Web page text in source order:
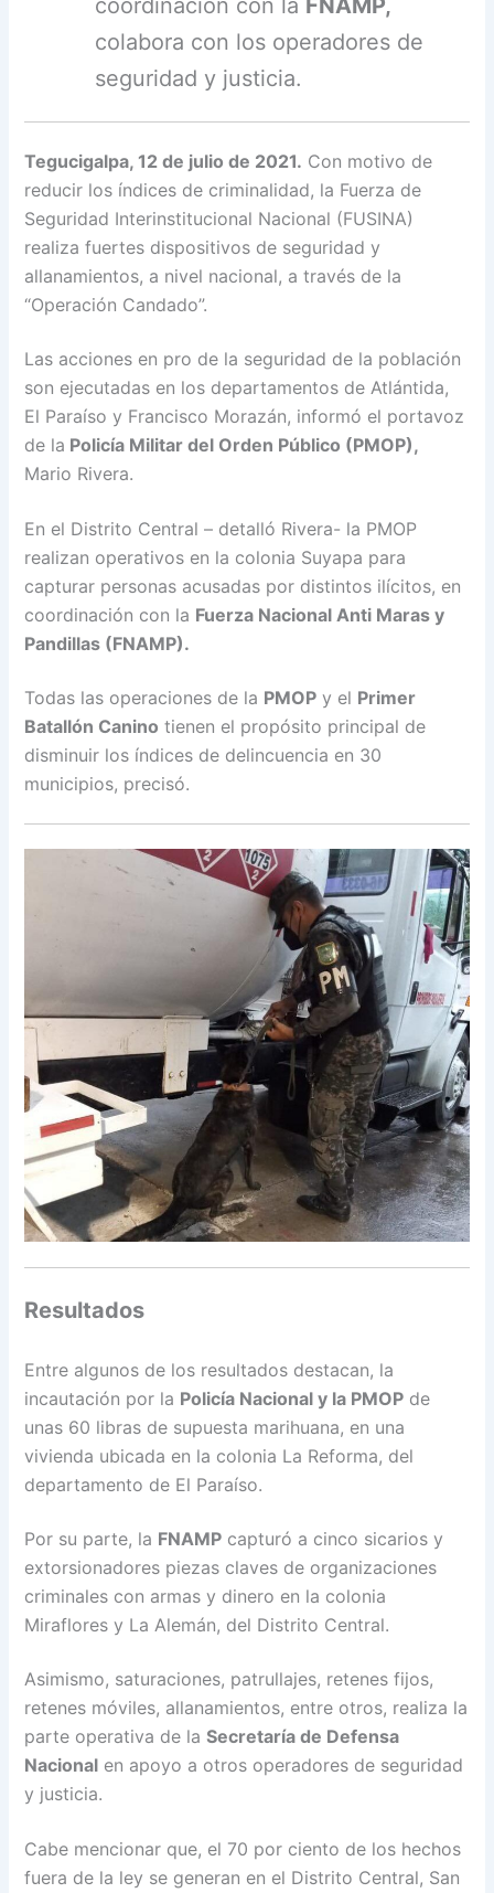
coordinación con la FNAMP,
colabora con los operadores de
seguridad y justicia.
Tegucigalpa, 12 de julio de 2021. Con motivo de
reducir los índices de criminalidad, la Fuerza de
Seguridad Interinstitucional Nacional (FUSINA)
realiza fuertes dispositivos de seguridad y
allanamientos, a nivel nacional, a través de la
“Operación Candado”.
Las acciones en pro de la seguridad de la población
son ejecutadas en los departamentos de Atlántida,
El Paraíso y Francisco Morazán, informó el portavoz
de la Policía Militar del Orden Público (PMOP),
Mario Rivera.
En el Distrito Central – detalló Rivera- la PMOP
realizan operativos en la colonia Suyapa para
capturar personas acusadas por distintos ilícitos, en
coordinación con la Fuerza Nacional Anti Maras y
Pandillas (FNAMP).
Todas las operaciones de la PMOP y el Primer
Batallón Canino tienen el propósito principal de
disminuir los índices de delincuencia en 30
municipios, precisó.
Resultados
Entre algunos de los resultados destacan, la
incautación por la Policía Nacional y la PMOP de
unas 60 libras de supuesta marihuana, en una
vivienda ubicada en la colonia La Reforma, del
departamento de El Paraíso.
Por su parte, la FNAMP capturó a cinco sicarios y
extorsionadores piezas claves de organizaciones
criminales con armas y dinero en la colonia
Miraflores y La Alemán, del Distrito Central.
Asimismo, saturaciones, patrullajes, retenes fijos,
retenes móviles, allanamientos, entre otros, realiza la
parte operativa de laSecretaría de Defensa
Nacional en apoyo a otros operadores de seguridad
y justicia.
Cabe mencionar que, el 70 por ciento de los hechos
fuera de la ley se generan en el Distrito Central, San